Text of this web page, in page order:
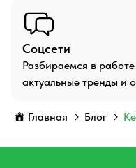
Соцсети
Разбираемся в
актуальные тренды и
Главная Блог